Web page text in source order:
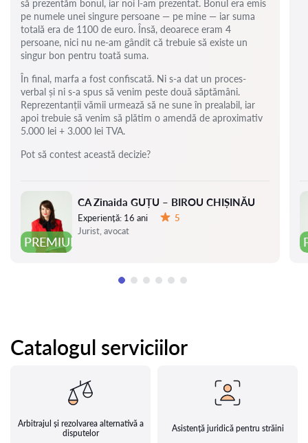
PREMIUM
CA Zinaida GUȚU – BIROU CHIȘINĂU
Experiență: 16 ani
5
Jurist, avocat
să prezentăm bonul, iar noi l-am prezentat. Bonul era emis
pe numele unei singure persoane — pe mine — iar suma
totală era de 1100 de euro. Însă, deoarece eram 4
persoane, nici nu ne-am gândit că trebuie să existe un
singur bon pentru toată suma.
În final, marfa a fost confiscată. Ni s-a dat un proces-
verbal și ni s-a spus să venim peste două săptămâni.
Reprezentanții vămii urmează să ne sune în prealabil, iar
apoi trebuie să venim să plătim o amendă de aproximativ
5.000 lei + 3.000 lei TVA.
Pot să contest această decizie?
Catalogul serviciilor
Arbitrajul și rezolvarea alternativă a
disputelor
Asistență juridică pentru străini